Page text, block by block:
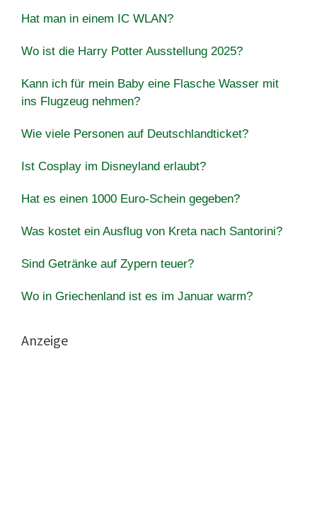
Hat man in einem IC WLAN?
Wo ist die Harry Potter Ausstellung 2025?
Kann ich für mein Baby eine Flasche Wasser mit
ins Flugzeug nehmen?
Wie viele Personen auf Deutschlandticket?
Ist Cosplay im Disneyland erlaubt?
Hat es einen 1000 Euro-Schein gegeben?
Was kostet ein Ausflug von Kreta nach Santorini?
Sind Getränke auf Zypern teuer?
Wo in Griechenland ist es im Januar warm?
Anzeige